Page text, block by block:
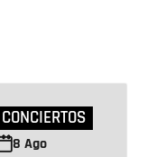
CONCIERTOS
8 Ago